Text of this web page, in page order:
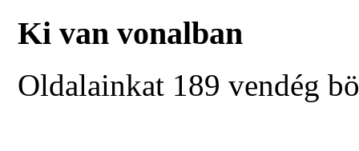
Ki van vonalban
Oldalainkat 189 vendég